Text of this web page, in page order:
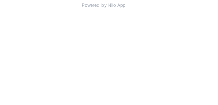
Powered by Nilo App